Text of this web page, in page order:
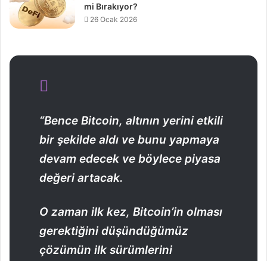
mi Bırakıyor?
26 Ocak 2026
“Bence Bitcoin, altının yerini etkili
bir şekilde aldı ve bunu yapmaya
devam edecek ve böylece piyasa
değeri artacak.
O zaman ilk kez, Bitcoin’in olması
gerektiğini düşündüğümüz
çözümün ilk sürümlerini